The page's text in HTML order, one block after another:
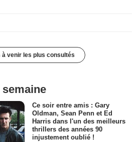
à venir les plus consultés
semaine
Ce soir entre amis : Gary
Oldman, Sean Penn et Ed
Harris dans l'un des meilleurs
thrillers des années 90
injustement oublié !